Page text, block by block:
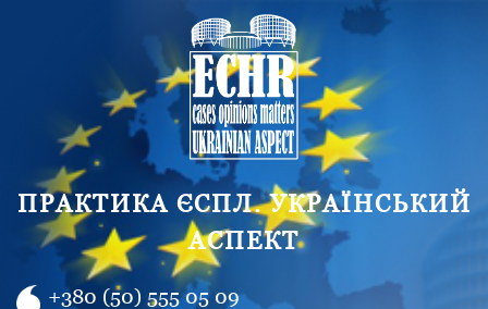
ПРАКТИКА ЄСПЛ. УКРАЇНСЬКИЙ
АСПЕКТ
+380 (50) 555 05 09